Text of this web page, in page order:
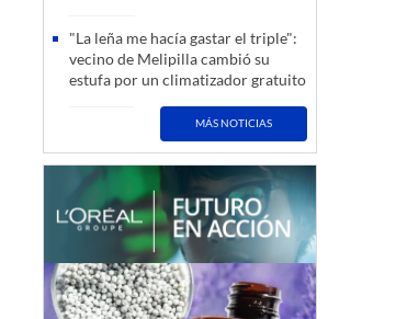
"La leña me hacía gastar el triple":
vecino de Melipilla cambió su
estufa por un climatizador gratuito
MÁS NOTICIAS